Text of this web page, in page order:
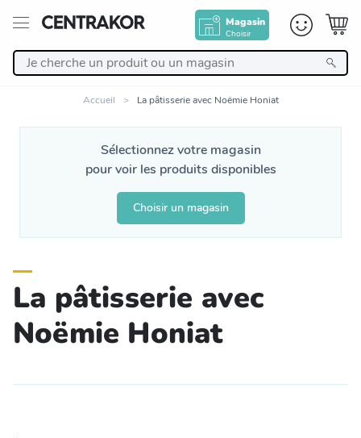
Magasin
Choisir
Nos Produits
Décoration
Linge de maison
Cuisine et art de la table
Salle de bain et beauté
Entretien et rangement
Accueil La pâtisserie avec Noëmie Honiat
Sélectionnez votre magasin
pour voir les produits disponibles
Choisir un magasin
La pâtisserie avec
Noëmie Honiat